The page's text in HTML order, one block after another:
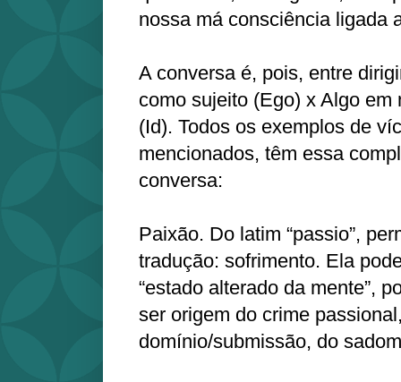
nossa má consciência ligada
A conversa é, pois, entre
como sujeito (Ego) x Algo em
(Id). Todos os exemplos de
mencionados, têm essa
conversa:
Paixão. Do latim “passio”,
tradução: sofrimento. Ela
“estado alterado da mente”,
ser origem do crime
domínio/submissão, do